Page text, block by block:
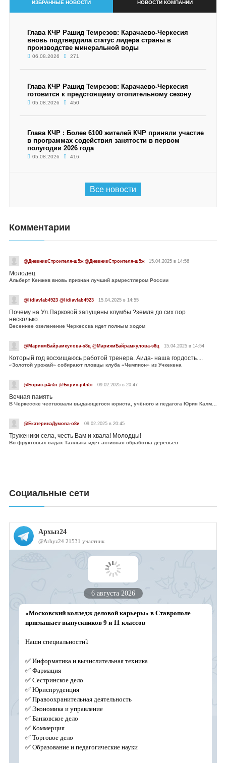
ИЗБРАННЫЕ НОВОСТИ НОВОСТИ КОМПАНИИ
Глава КЧР Рашид Темрезов: Карачаево-Черкесия
вновь подтвердила статус лидера страны в
производстве минеральной воды
06.08.2026 271
Глава КЧР Рашид Темрезов: Карачаево-Черкесия
готовится к предстоящему отопительному сезону
05.08.2026 450
Глава КЧР : Более 6100 жителей КЧР приняли участие
в программах содействия занятости в первом
полугодии 2026 года
05.08.2026 416
Все новости
Комментарии
@ДневникСтроителя-ш5ж @ДневникСтроителя-ш5ж 15.04.2025 в 14:56
Молодец
Альберт Кенжев вновь признан лучший армрестлером России
@lidiavlab4923 @lidiavlab4923 15.04.2025 в 14:55
Почему на Ул.Парковой запущены клумбы ?земля до сих пор
несколько...
Весеннее озеленение Черкесска идет полным ходом
@МариямБайрамкулова-э8ц @МариямБайрамкулова-э8ц 15.04.2025 в 14:54
Который год восхищаюсь работой тренера. Аида- наша гордость....
«Золотой урожай» собирают пловцы клуба «Чемпион» из Учкекена
@Борис-р4л5т @Борис-р4л5т 09.02.2025 в 20:47
Вечная память
В Черкесске чествовали выдающегося юриста, учёного и педагога Юрия Калмыкова
@ЕкатеринаДумова-о8и 09.02.2025 в 20:45
Труженики села, честь Вам и хвала! Молодцы!
Во фруктовых садах Таллыка идет активная обработка деревьев
Социальные сети